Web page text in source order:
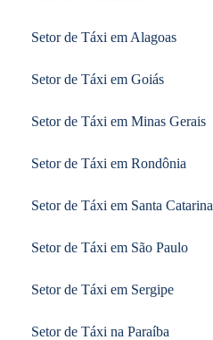
Setor de Táxi em Alagoas
Setor de Táxi em Goiás
Setor de Táxi em Minas Gerais
Setor de Táxi em Rondônia
Setor de Táxi em Santa Catarina
Setor de Táxi em São Paulo
Setor de Táxi em Sergipe
Setor de Táxi na Paraíba